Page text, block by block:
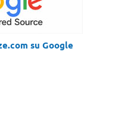
su Google